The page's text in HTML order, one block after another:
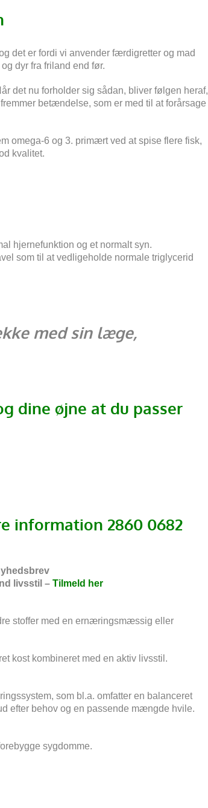
det er fordi vi anvender færdigretter og mad
dyr fra friland end før.
det nu forholder sig sådan, bliver følgen heraf,
betændelse, som er med til at forårsage
omega-6 og 3. primært ved at spise flere fisk,
kvalitet.
hjernefunktion og et normalt syn.
som til at vedligeholde normale triglycerid
med sin læge,
dine øjne at du passer
information 2860 0682
livsstil – Tilmeld her
stoffer med en ernæringsmæssig eller
kost kombineret med en aktiv livsstil.
som bl.a. omfatter en balanceret
efter behov og en passende mængde hvile.
sygdomme.